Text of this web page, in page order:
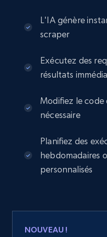
L'IA génère
scraper
Exécutez des
résultats
Modifiez le code
nécessaire
Planifiez des
hebdomadaires
personnalisés
NOUVEAU !